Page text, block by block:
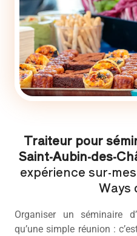
Traiteur pour
Saint-Aubin-des-
expérience sur-
Ways
Organiser un séminaire
qu’une simple réunion :